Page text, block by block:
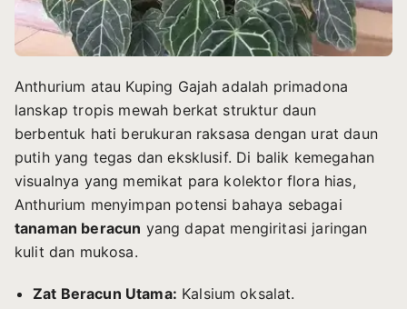
Anthurium atau Kuping Gajah adalah primadona
lanskap tropis mewah berkat struktur daun
berbentuk hati berukuran raksasa dengan urat daun
putih yang tegas dan eksklusif. Di balik kemegahan
visualnya yang memikat para kolektor flora hias,
Anthurium menyimpan potensi bahaya sebagai
tanaman beracun yang dapat mengiritasi jaringan
kulit dan mukosa.
Zat Beracun Utama: Kalsium oksalat.